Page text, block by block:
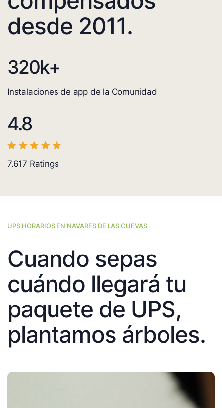
desde 2011.
320k+
Instalaciones de app de la Comunidad
4.8
7.617 Ratings
UPS HORARIOS EN NAVARES DE LAS CUEVAS
Cuando sepas
cuándo llegará tu
paquete de UPS,
plantamos árboles.